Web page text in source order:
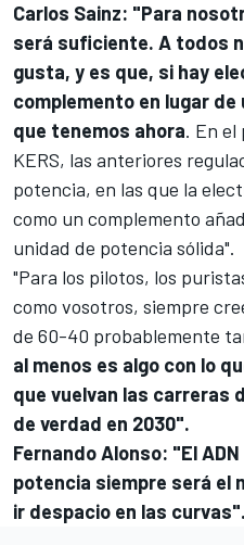
Carlos Sainz: "Para
será suficiente. A todos
gusta, y es que, si hay
complemento en lugar de
que tenemos ahora. En el
KERS, las anteriores
potencia, en las que la
como un complemento
unidad de potencia sólida".
"Para los pilotos, los
como vosotros, siempre
de 60-40 probablemente
al menos es algo con lo
que vuelvan las carreras
de verdad en 2030".
Fernando Alonso: "El
potencia siempre será el
ir despacio en las curvas".